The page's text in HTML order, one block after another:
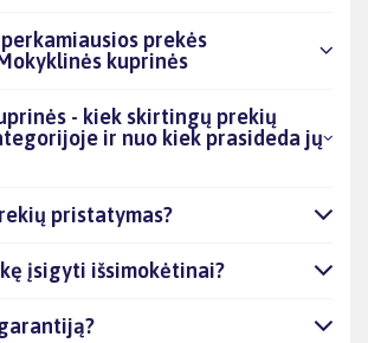
perkamiausios prekės
kuprinės
- kiek skirtingų prekių
ir nuo kiek prasideda jų
pristatymas?
įsigyti išsimokėtinai?